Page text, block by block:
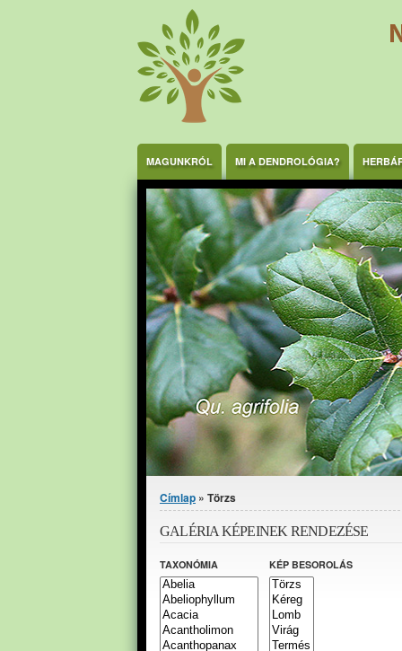
MAGUNKRÓL MI A DENDROLÓGIA?
Jelenlegi hely
Címlap » Törzs
GALÉRIA KÉPEINEK RENDEZÉSE
TAXONÓMIA KÉP BESOROLÁS